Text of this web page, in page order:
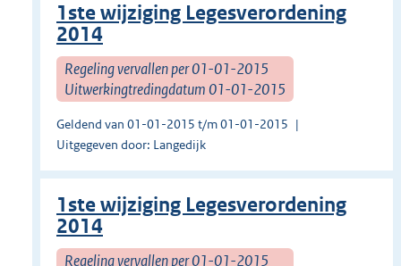
1ste wijziging Legesverordening
2014
Regeling vervallen per 01-01-2015
Uitwerkingtredingdatum 01-01-2015
Geldend van 01-01-2015 t/m 01-01-2015
Uitgegeven door: Langedijk
1ste wijziging Legesverordening
2014
Regeling vervallen per 01-01-2015